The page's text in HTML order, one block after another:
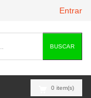
Entrar
BUSCAR
0 item(s)